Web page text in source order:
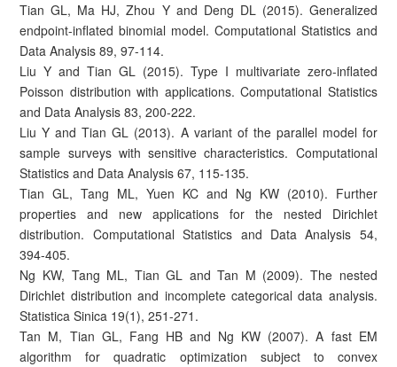
Tian GL, Ma HJ, Zhou Y and Deng DL (2015). Generalized
endpoint-inflated binomial model. Computational Statistics and
Data Analysis 89, 97-114.
Liu Y and Tian GL (2015). Type I multivariate zero-inflated
Poisson distribution with applications. Computational Statistics
and Data Analysis 83, 200-222.
Liu Y and Tian GL (2013). A variant of the parallel model for
sample surveys with sensitive characteristics. Computational
Statistics and Data Analysis 67, 115-135.
Tian GL, Tang ML, Yuen KC and Ng KW (2010). Further
properties and new applications for the nested Dirichlet
distribution. Computational Statistics and Data Analysis 54,
394-405.
Ng KW, Tang ML, Tian GL and Tan M (2009). The nested
Dirichlet distribution and incomplete categorical data analysis.
Statistica Sinica 19(1), 251-271.
Tan M, Tian GL, Fang HB and Ng KW (2007). A fast EM
algorithm for quadratic optimization subject to convex